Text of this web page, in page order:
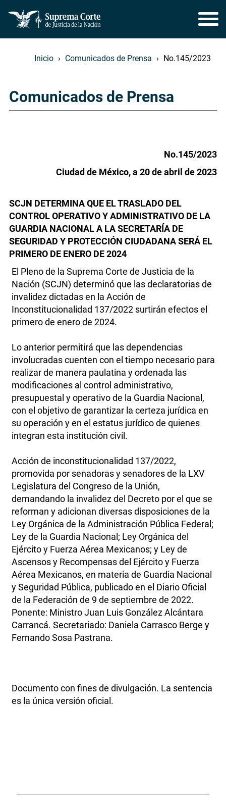
Inicio Comunicados de Prensa No.145/2023
Comunicados de Prensa
No.145/2023
Ciudad de México, a 20 de abril de 2023
SCJN DETERMINA QUE EL TRASLADO DEL
CONTROL OPERATIVO Y ADMINISTRATIVO DE LA
GUARDIA NACIONAL A LA SECRETARÍA DE
SEGURIDAD Y PROTECCIÓN CIUDADANA SERÁ EL
PRIMERO DE ENERO DE 2024
El Pleno de la Suprema Corte de Justicia de la
Nación (SCJN) determinó que las declaratorias de
invalidez dictadas en la Acción de
Inconstitucionalidad 137/2022 surtirán efectos el
primero de enero de 2024.
Lo anterior permitirá que las dependencias
involucradas cuenten con el tiempo necesario para
realizar de manera paulatina y ordenada las
modificaciones al control administrativo,
presupuestal y operativo de la Guardia Nacional,
con el objetivo de garantizar la certeza jurídica en
su operación y en el estatus jurídico de quienes
integran esta institución civil.
Acción de inconstitucionalidad 137/2022,
promovida por senadoras y senadores de la LXV
Legislatura del Congreso de la Unión,
demandando la invalidez del Decreto por el que se
reforman y adicionan diversas disposiciones de la
Ley Orgánica de la Administración Pública Federal;
Ley de la Guardia Nacional; Ley Orgánica del
Ejército y Fuerza Aérea Mexicanos; y Ley de
Ascensos y Recompensas del Ejército y Fuerza
Aérea Mexicanos, en materia de Guardia Nacional
y Seguridad Pública, publicado en el Diario Oficial
de la Federación de 9 de septiembre de 2022.
Ponente: Ministro Juan Luis González Alcántara
Carrancá. Secretariado: Daniela Carrasco Berge y
Fernando Sosa Pastrana.
Documento con fines de divulgación. La sentencia
es la única versión oficial.